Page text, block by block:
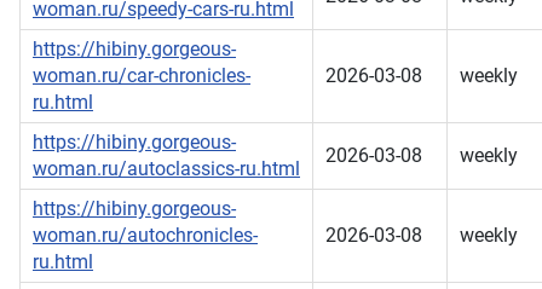
woman.ru/speedy-cars-ru.html
https://hibiny.gorgeous-
woman.ru/car-chronicles-
ru.html
2026-03-08 weekly
https://hibiny.gorgeous-
woman.ru/autoclassics-ru.html
2026-03-08 weekly
https://hibiny.gorgeous-
woman.ru/autochronicles-
ru.html
2026-03-08 weekly